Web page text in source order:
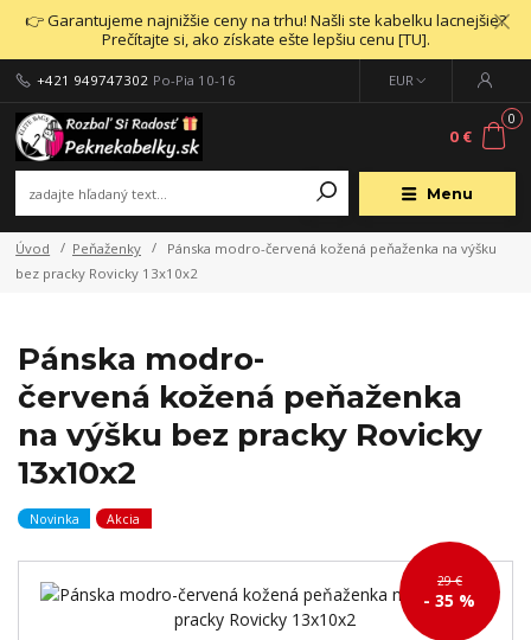
👉 Garantujeme najnižšie ceny na trhu! Našli ste kabelku lacnejšie?
Prečítajte si, ako získate ešte lepšiu cenu [TU].
Menu
EUR
+421 949747302 Po-Pia 10-16
0
0 €
Úvod Peňaženky
Pánska modro-červená kožená peňaženka na výšku
bez pracky Rovicky 13x10x2
Pánska modro-
červená kožená peňaženka
na výšku bez pracky Rovicky
13x10x2
Novinka Akcia
29 €
- 35 %